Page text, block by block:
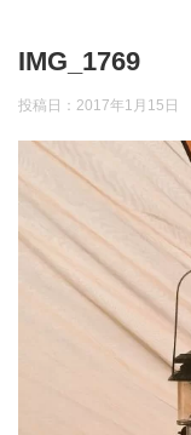
IMG_1769
投稿日： 2017年1月15日